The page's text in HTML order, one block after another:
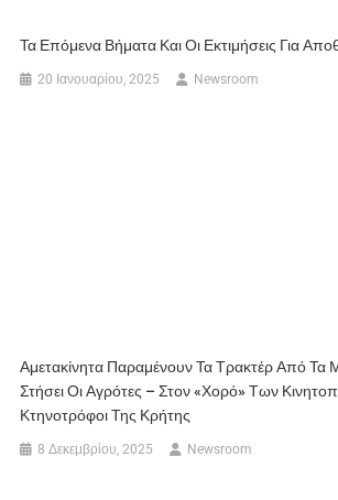
Τα Επόμενα Βήματα Και Οι Εκτιμήσεις Για
20 Ιανουαρίου, 2025 Newsroom
Αμετακίνητα Παραμένουν Τα Τρακτέρ Από
Στήσει Οι Αγρότες – Στον «χορό» Των
Κτηνοτρόφοι Της Κρήτης
8 Δεκεμβρίου, 2025 Newsroom